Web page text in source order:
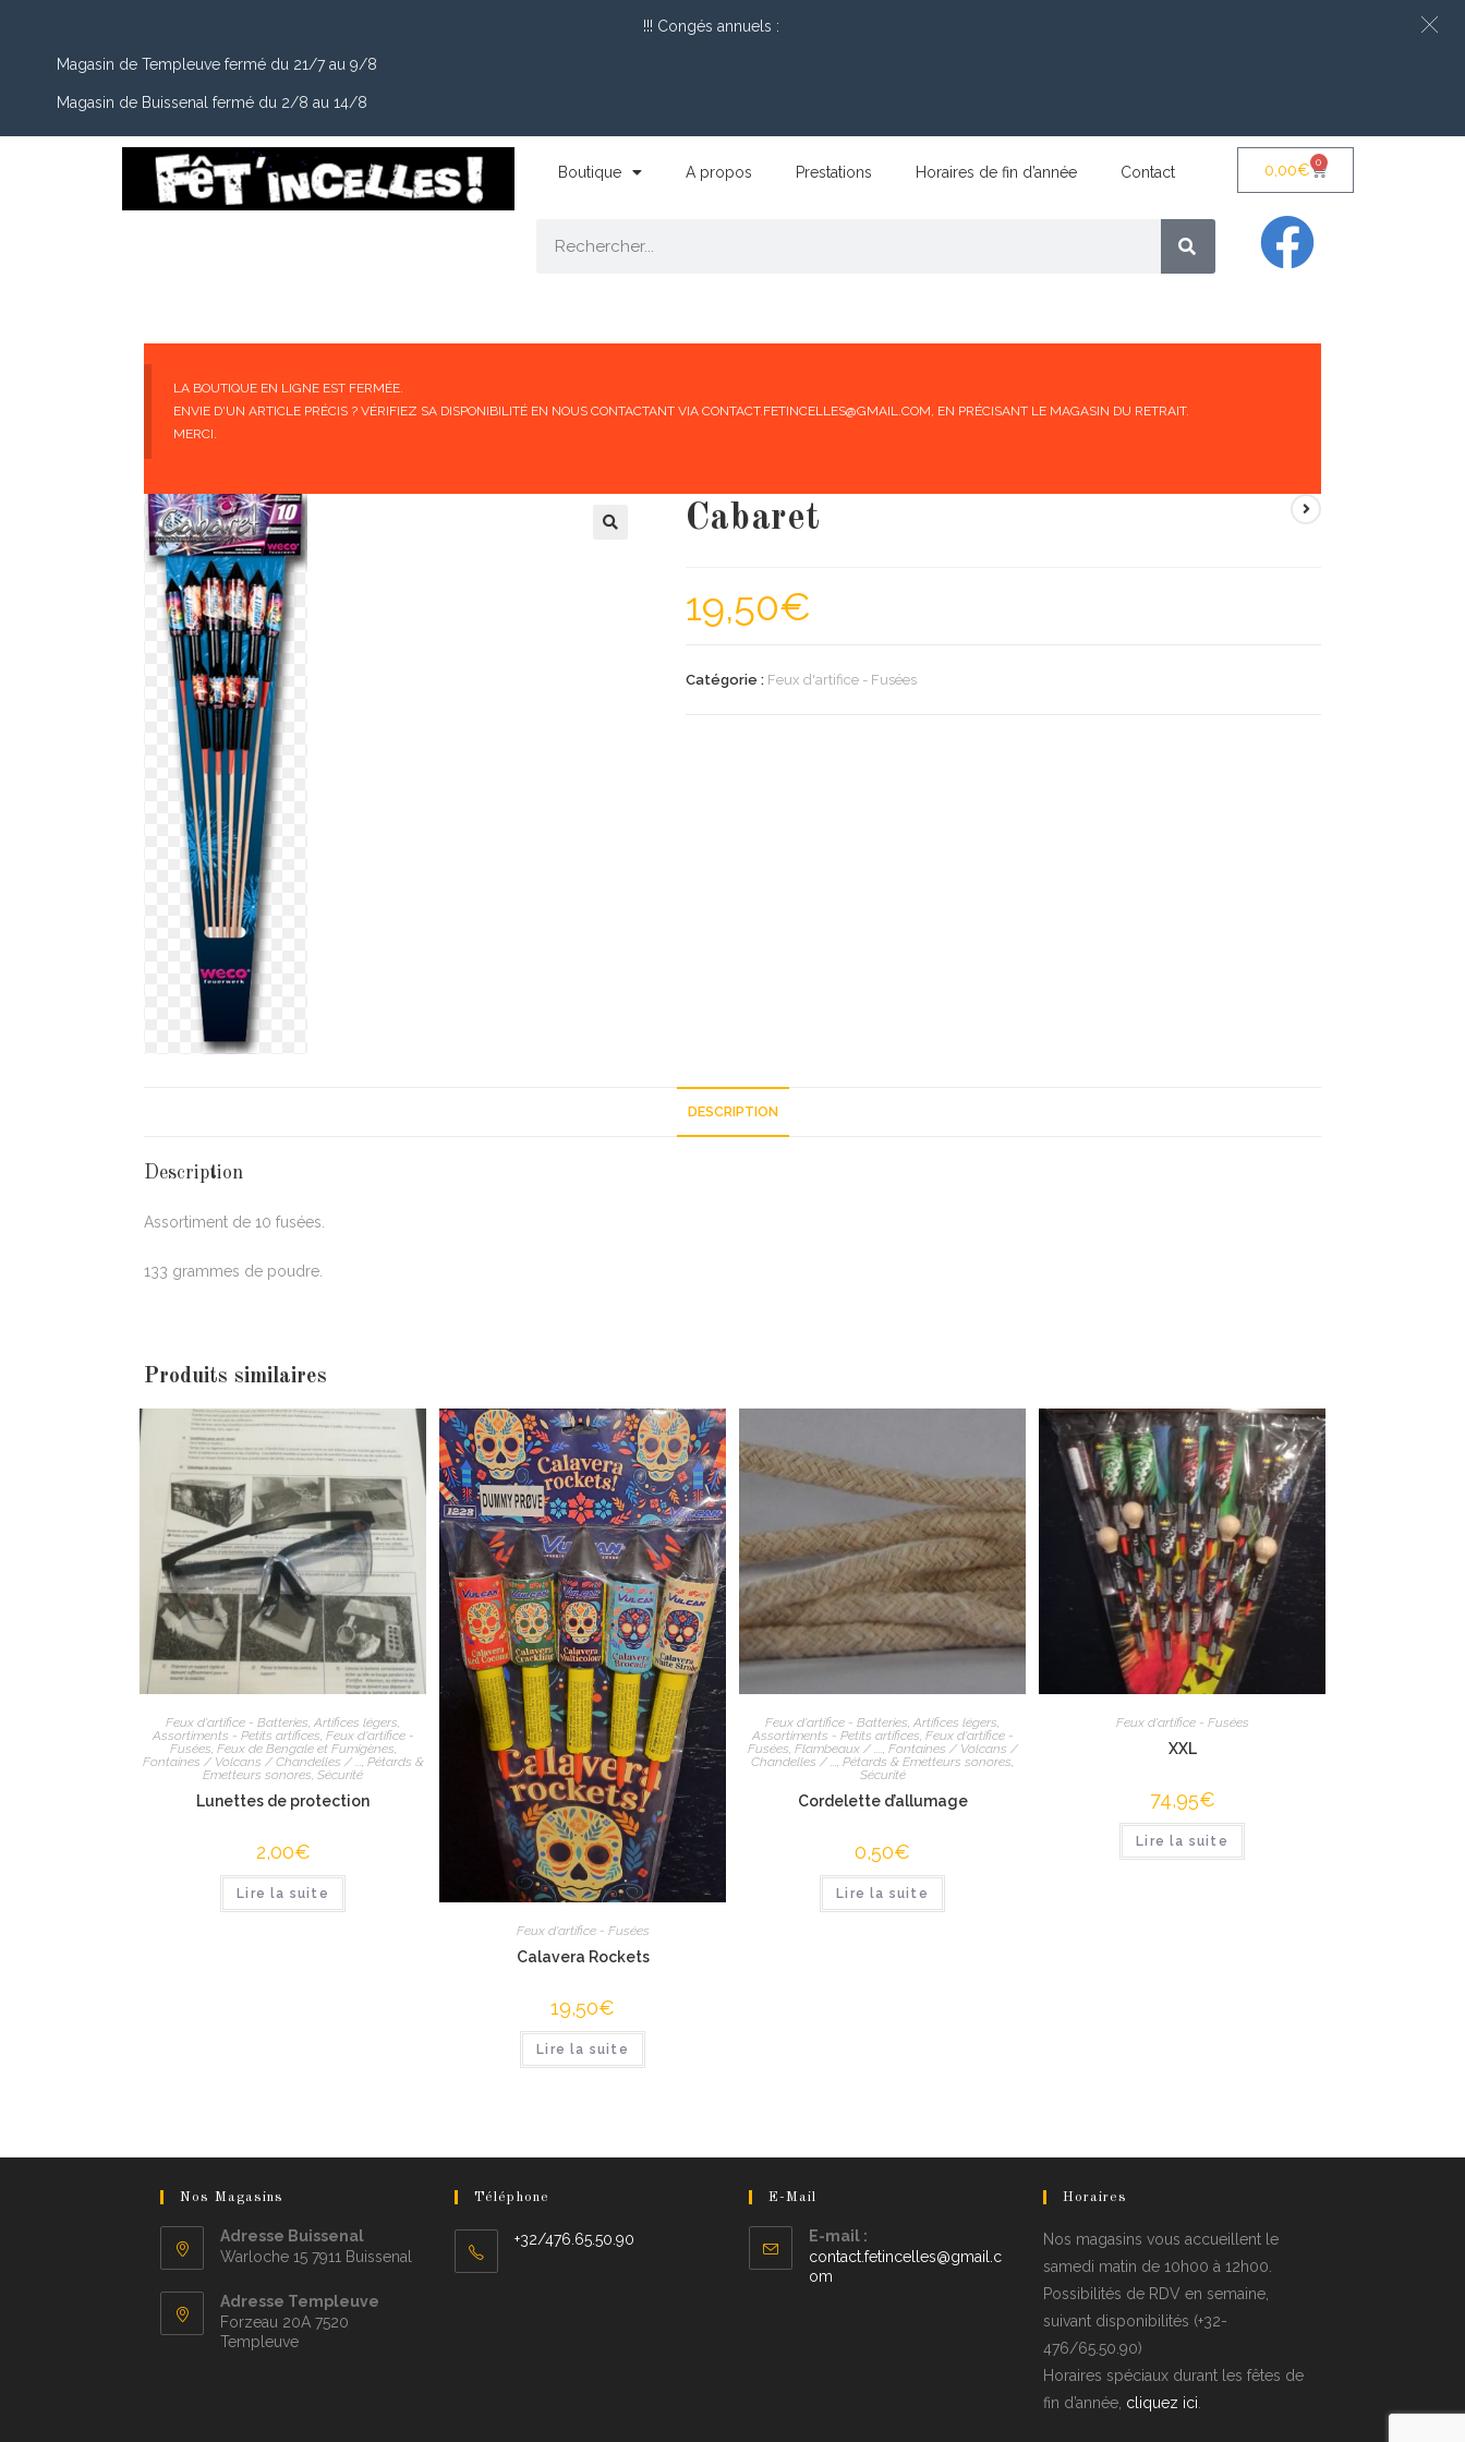
Boutique A propos Prestations Horaires de fin d’année Contact 0,00€ 0
LA BOUTIQUE EN LIGNE EST FERMÉE.
ENVIE D'UN ARTICLE PRÉCIS ? VÉRIFIEZ SA DISPONIBILITÉ EN NOUS CONTACTANT VIA CONTACT.FETINCELLES@GMAIL.COM, EN PRÉCISANT LE MAGASIN DU RETRAIT.
MERCI.
Cabaret
19,50€
Catégorie : Feux d'artifice - Fusées
DESCRIPTION
Description
Assortiment de 10 fusées.
133 grammes de poudre.
Produits similaires
Feux d'artifice - Batteries, Artifices légers,
Assortiments - Petits artifices, Feux d'artifice -
Fusées, Feux de Bengale et Fumigènes,
Fontaines / Volcans / Chandelles / ..., Pétards &
Emetteurs sonores, Sécurité
Lunettes de protection
2,00€
Lire la suite
Feux d'artifice - Fusées
Calavera Rockets
19,50€
Lire la suite
Feux d'artifice - Batteries, Artifices légers,
Assortiments - Petits artifices, Feux d'artifice -
Fusées, Flambeaux / ...., Fontaines / Volcans /
Chandelles / ..., Pétards & Emetteurs sonores,
Sécurité
Cordelette d’allumage
0,50€
Lire la suite
Feux d'artifice - Fusées
XXL
74,95€
Lire la suite
Nos Magasins
Adresse Buissenal
Warloche 15 7911 Buissenal
Adresse Templeuve
Forzeau 20A 7520
Templeuve
Téléphone
+32/476.65.50.90
E-Mail
E-mail :
contact.fetincelles@gmail.c
om
Horaires
Nos magasins vous accueillent le
samedi matin de 10h00 à 12h00.
Possibilités de RDV en semaine,
suivant disponibilités (+32-
476/65.50.90)
Horaires spéciaux durant les fêtes de
fin d’année, cliquez ici.
!!! Congés annuels :
Magasin de Templeuve fermé du 21/7 au 9/8
Magasin de Buissenal fermé du 2/8 au 14/8